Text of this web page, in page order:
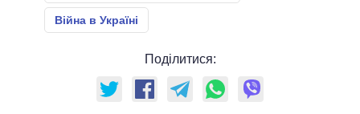
Війна в Україні
Поділитися: